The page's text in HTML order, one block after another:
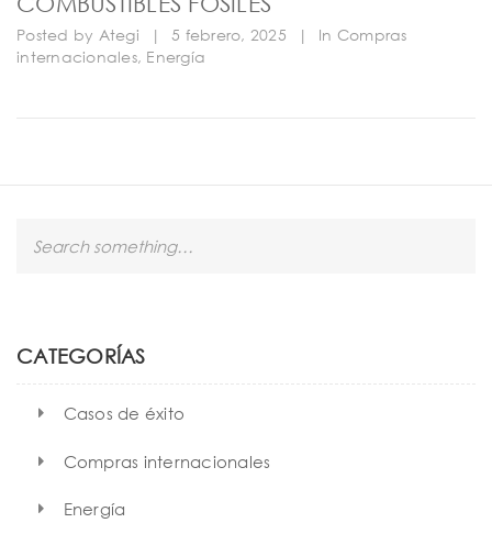
Posted by Ategi | 5 febrero, 2025 | In Compras
internacionales, Energía
h
CATEGORÍAS
Casos de éxito
Compras internacionales
Energía